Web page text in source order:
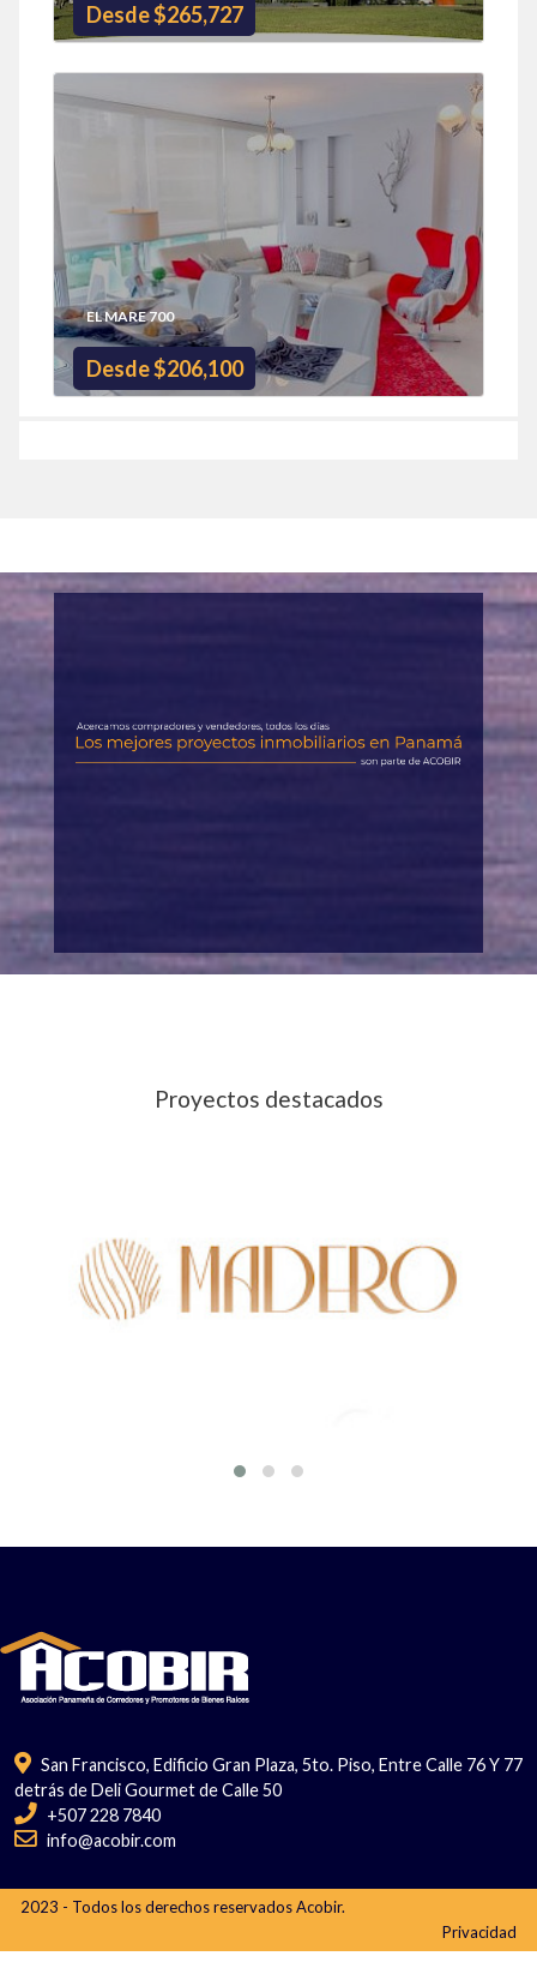
Desde $265,727
EL MARE 700
Desde $206,100
Proyectos destacados
San Francisco, Edificio Gran Plaza, 5to. Piso, Entre Calle 76 Y 77
detrás de Deli Gourmet de Calle 50
+507 228 7840
info@acobir.com
2023 - Todos los derechos reservados Acobir.
Privacidad